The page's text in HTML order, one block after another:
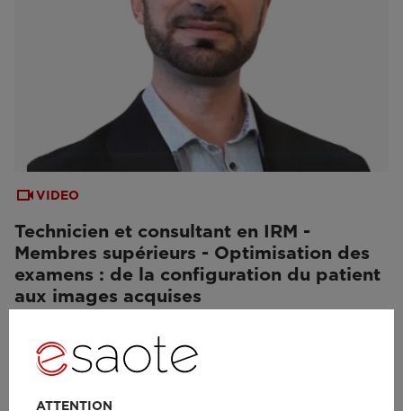
VIDEO
Technicien et consultant en IRM -
Membres supérieurs - Optimisation des
examens : de la configuration du patient
aux images acquises
ATTENTION